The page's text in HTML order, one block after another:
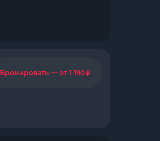
Бронировать — от 1 190₽